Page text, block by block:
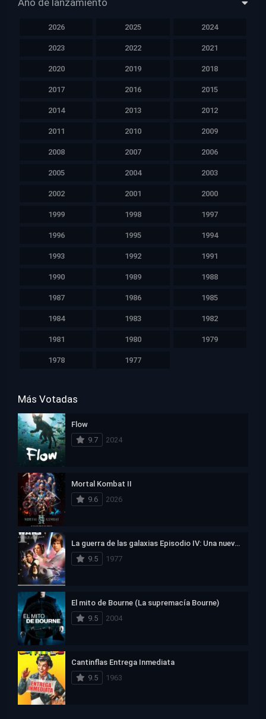
Año de lanzamiento
2026 2025 2024
2023 2022 2021
2020 2019 2018
2017 2016 2015
2014 2013 2012
2011 2010 2009
2008 2007 2006
2005 2004 2003
2002 2001 2000
1999 1998 1997
1996 1995 1994
1993 1992 1991
1990 1989 1988
1987 1986 1985
1984 1983 1982
1981 1980 1979
1978 1977
Más Votadas
Flow
9.7
2024
Mortal Kombat II
9.6
2026
La guerra de las galaxias Episodio IV: Una nueva esperanza
9.5
1977
El mito de Bourne (La supremacía Bourne)
9.5
2004
Cantinflas Entrega Inmediata
9.5
1963